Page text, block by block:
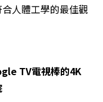
人體工學的最佳觀
TV電視棒的4K